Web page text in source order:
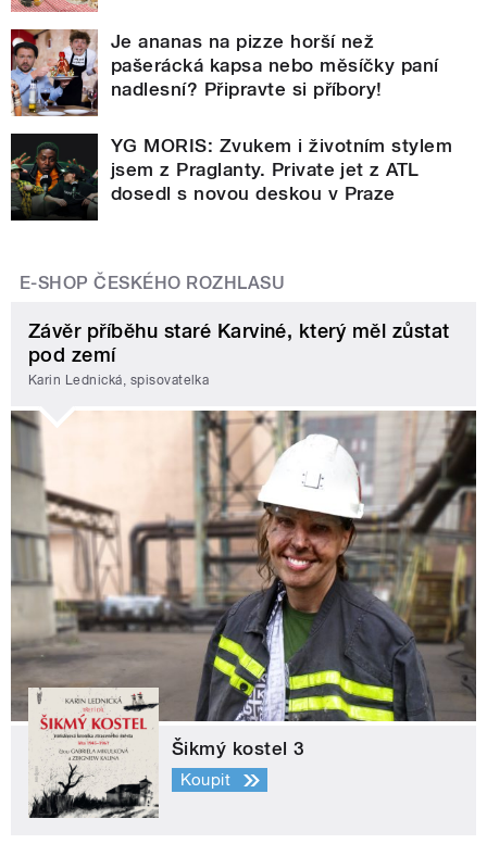
Je ananas na pizze horší než
pašerácká kapsa nebo měsíčky paní
nadlesní? Připravte si příbory!
YG MORIS: Zvukem i životním stylem
jsem z Praglanty. Private jet z ATL
dosedl s novou deskou v Praze
E-SHOP ČESKÉHO ROZHLASU
Závěr příběhu staré Karviné, který měl zůstat
pod zemí
Karin Lednická, spisovatelka
Šikmý kostel 3
Koupit